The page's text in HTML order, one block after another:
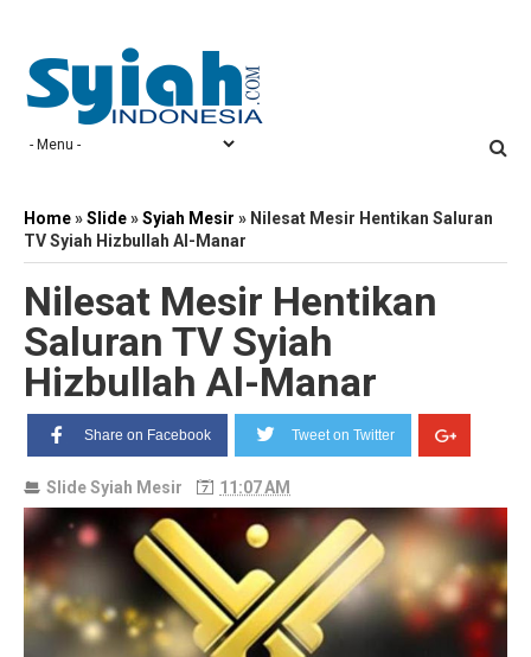
Home»Slide»Syiah Mesir » Nilesat Mesir Hentikan Saluran
TV Syiah Hizbullah Al-Manar
Nilesat Mesir Hentikan
Saluran TV Syiah
Hizbullah Al-Manar
Share on Facebook Tweet on Twitter
SlideSyiah Mesir 11:07 AM